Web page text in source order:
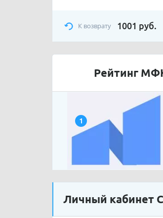
К возврату 1001 руб.
Рейтинг
1
Личный кабинет